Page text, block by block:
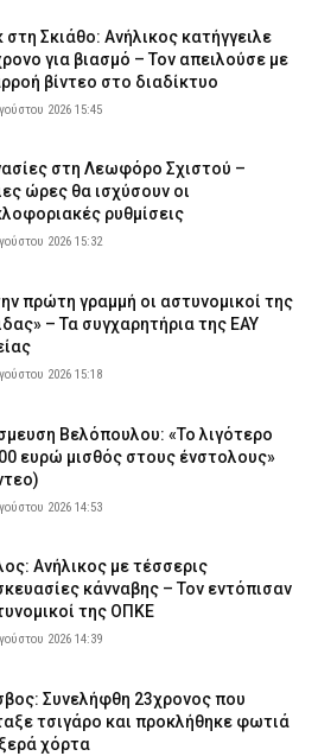
στη Σκιάθο: Ανήλικος κατήγγειλε
για βιασμό – Τον απειλούσε με
βίντεο στο διαδίκτυο
2026 15:45
στη Λεωφόρο Σχιστού –
ώρες θα ισχύσουν οι
ρυθμίσεις
2026 15:32
πρώτη γραμμή οι αστυνομικοί της
– Τα συγχαρητήρια της ΕΑΥ
2026 15:18
Βελόπουλου: «Το λιγότερο
ευρώ μισθός στους ένστολους»
2026 14:53
Ανήλικος με τέσσερις
κάνναβης – Τον εντόπισαν
της ΟΠΚΕ
2026 14:39
Συνελήφθη 23χρονος που
τσιγάρο και προκλήθηκε φωτιά
χόρτα